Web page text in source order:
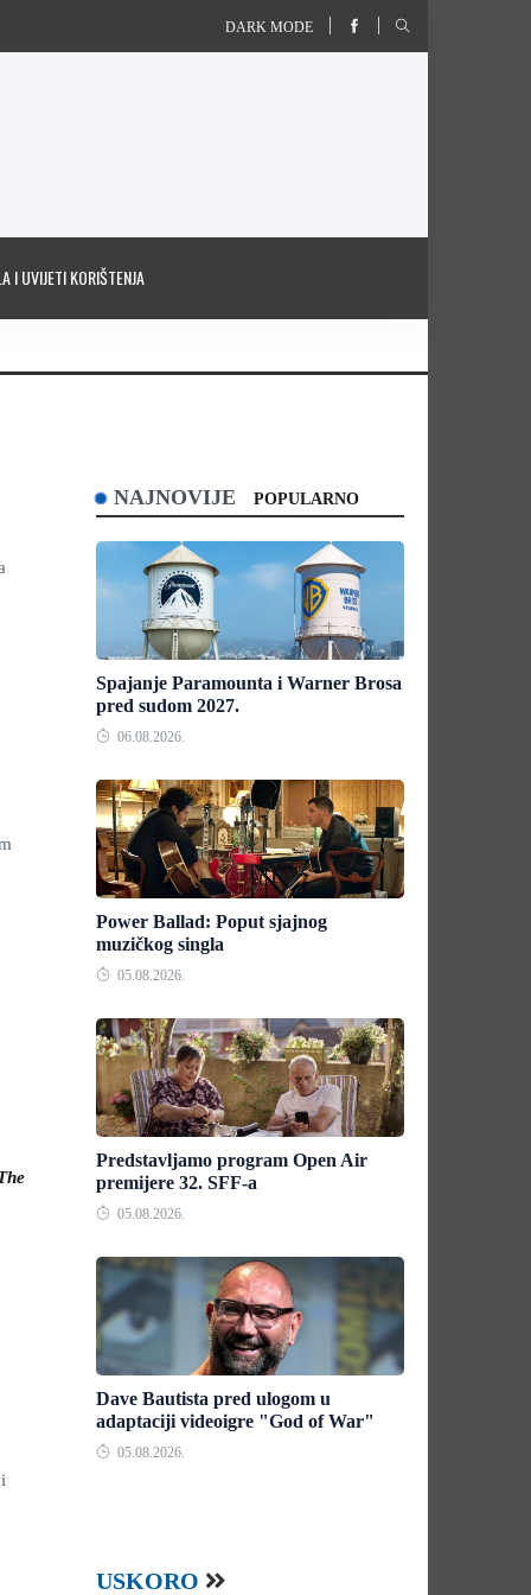
DARK MODE
I UVIJETI KORIŠTENJA
NAJNOVIJE POPULARNO
Spajanje Paramounta i Warner Brosa
pred sudom 2027.
06.08.2026.
Power Ballad: Poput sjajnog
muzičkog singla
05.08.2026.
Predstavljamo program Open Air
premijere 32. SFF-a
05.08.2026.
Dave Bautista pred ulogom u
adaptaciji videoigre "God of War"
05.08.2026.
USKORO